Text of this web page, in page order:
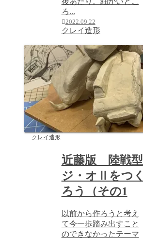
ろ...
2022.09.22
クレイ造形
クレイ造形
近藤版 陸戦型
ジ・オⅡをつく
ろう（その1
以前から作ろうと考え
て今一歩踏み出すこと
のできなかったテーマ